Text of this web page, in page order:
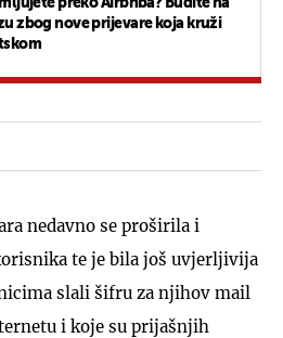
zbog nove prijevare koja kruži
nedavno se proširila i
te je bila još uvjerljivija
slali šifru za njihov mail
i koje su prijašnjih